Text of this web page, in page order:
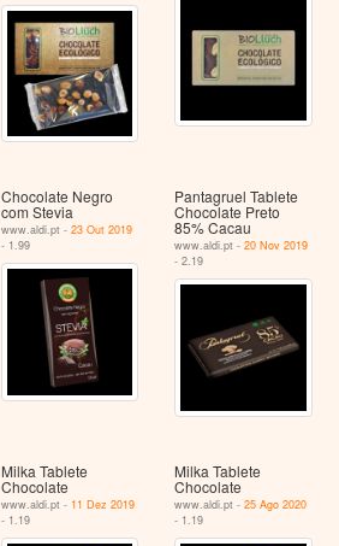
Chocolate Negro
com Stevia
www.aldi.pt - 23 Out 2019
- 1.99
Pantagruel Tablete
Chocolate Preto
85% Cacau
www.aldi.pt -20 Nov 2019
- 2.19
Milka Tablete
Chocolate
www.aldi.pt - 11 Dez 2019
- 1.19
Milka Tablete
Chocolate
www.aldi.pt -25 Ago 2020
- 1.19